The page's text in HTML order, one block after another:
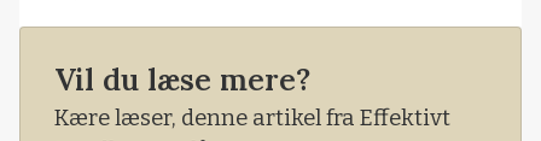
Vil du læse mere?
Kære læser, denne artikel fra Effektivt